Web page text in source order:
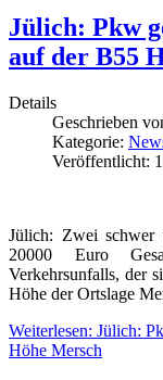
Jülich: Pkw
auf der B55
Details
Geschrieben
Kategorie:
Veröffentlicht:
Jülich: Zwei schwer
20000 Euro
Verkehrsunfalls, der
Höhe der Ortslage
Weiterlesen: Jülich:
Höhe Mersch